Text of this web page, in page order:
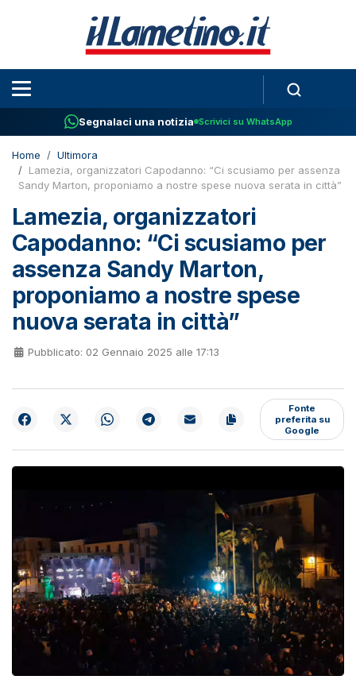
Segnalaci una notizia Scrivici su WhatsApp
Home
Ultimora
Lamezia, organizzatori Capodanno: “Ci scusiamo per assenza
Sandy Marton, proponiamo a nostre spese nuova serata in città”
Lamezia, organizzatori
Capodanno: “Ci scusiamo per
assenza Sandy Marton,
proponiamo a nostre spese
nuova serata in città”
Pubblicato: 02 Gennaio 2025 alle 17:13
Fonte
preferita su
Google